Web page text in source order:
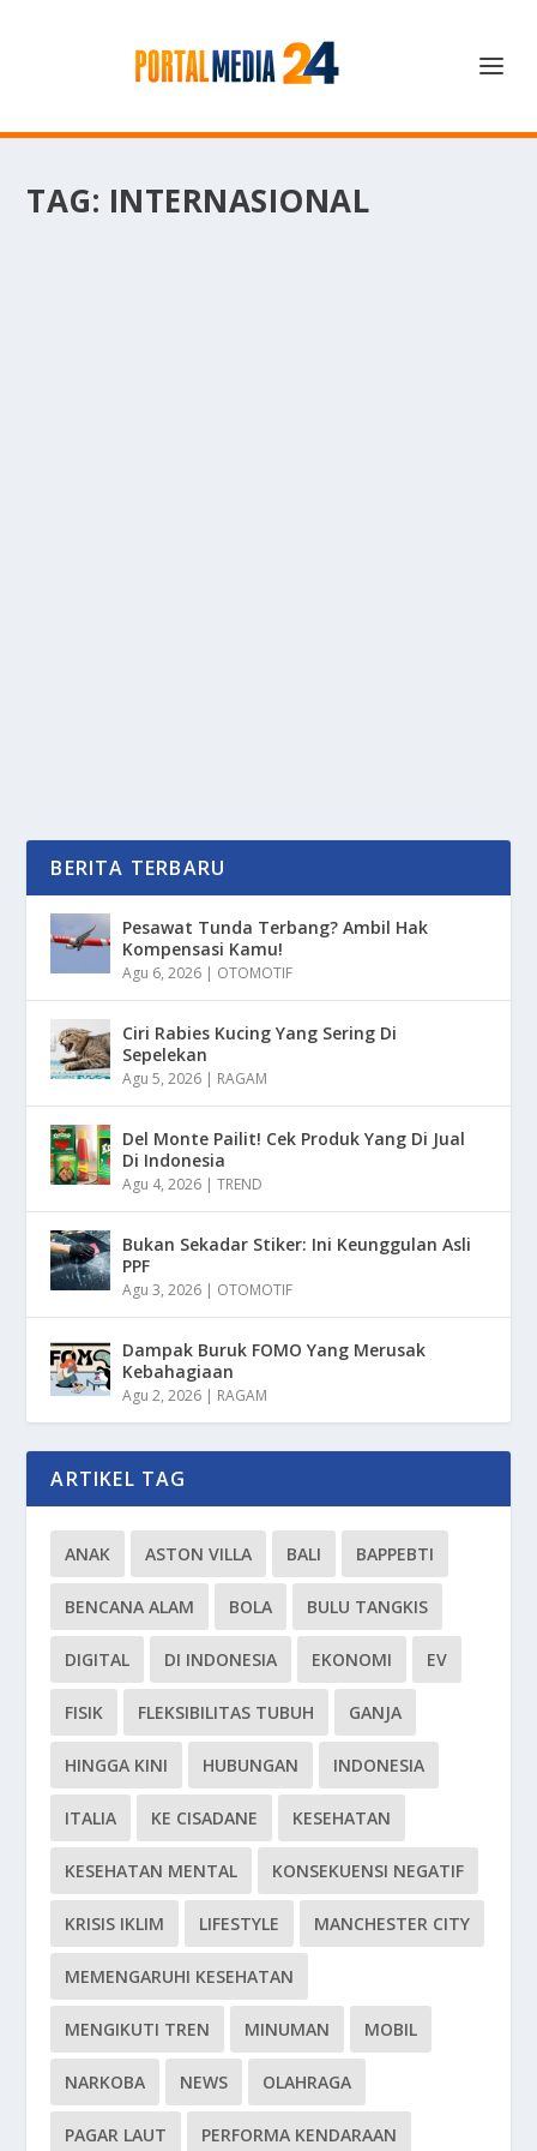
TAG: INTERNASIONAL
BERITA TERBARU
Pesawat Tunda Terbang? Ambil Hak
Kompensasi Kamu!
Agu 6, 2026 | OTOMOTIF
Ciri Rabies Kucing Yang Sering Di
Sepelekan
Agu 5, 2026 | RAGAM
Del Monte Pailit! Cek Produk Yang Di Jual
Di Indonesia
Agu 4, 2026 |TREND
Bukan Sekadar Stiker: Ini Keunggulan Asli
PPF
Agu 3, 2026 | OTOMOTIF
Dampak Buruk FOMO Yang Merusak
Kebahagiaan
Agu 2, 2026 | RAGAM
ARTIKEL TAG
ANAK ASTON VILLA BALI BAPPEBTI
BENCANA ALAM BOLA BULU TANGKIS
DIGITAL DI INDONESIA EKONOMI EV
FISIK FLEKSIBILITAS TUBUH GANJA
HINGGA KINI HUBUNGAN INDONESIA
ITALIA KE CISADANE KESEHATAN
KESEHATAN MENTAL KONSEKUENSI NEGATIF
KRISIS IKLIM LIFESTYLE MANCHESTER CITY
MEMENGARUHI KESEHATAN
MENGIKUTI TREN MINUMAN MOBIL
NARKOBA NEWS OLAHRAGA
PAGAR LAUT PERFORMA KENDARAAN